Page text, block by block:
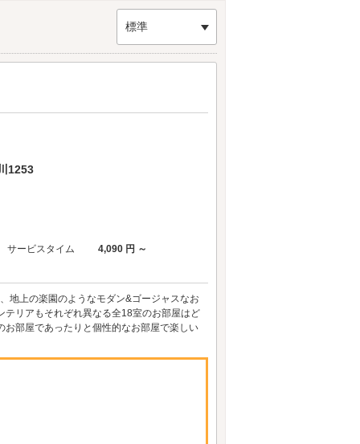
標準
1253
サービスタイム
4,090 円 ～
地上の楽園のようなモダン&ゴージャスなお
リアもそれぞれ異なる全18室のお部屋はど
部屋であったりと個性的なお部屋で楽しい